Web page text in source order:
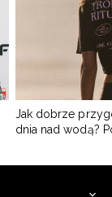
Jak dobrze
dnia nad wodą?